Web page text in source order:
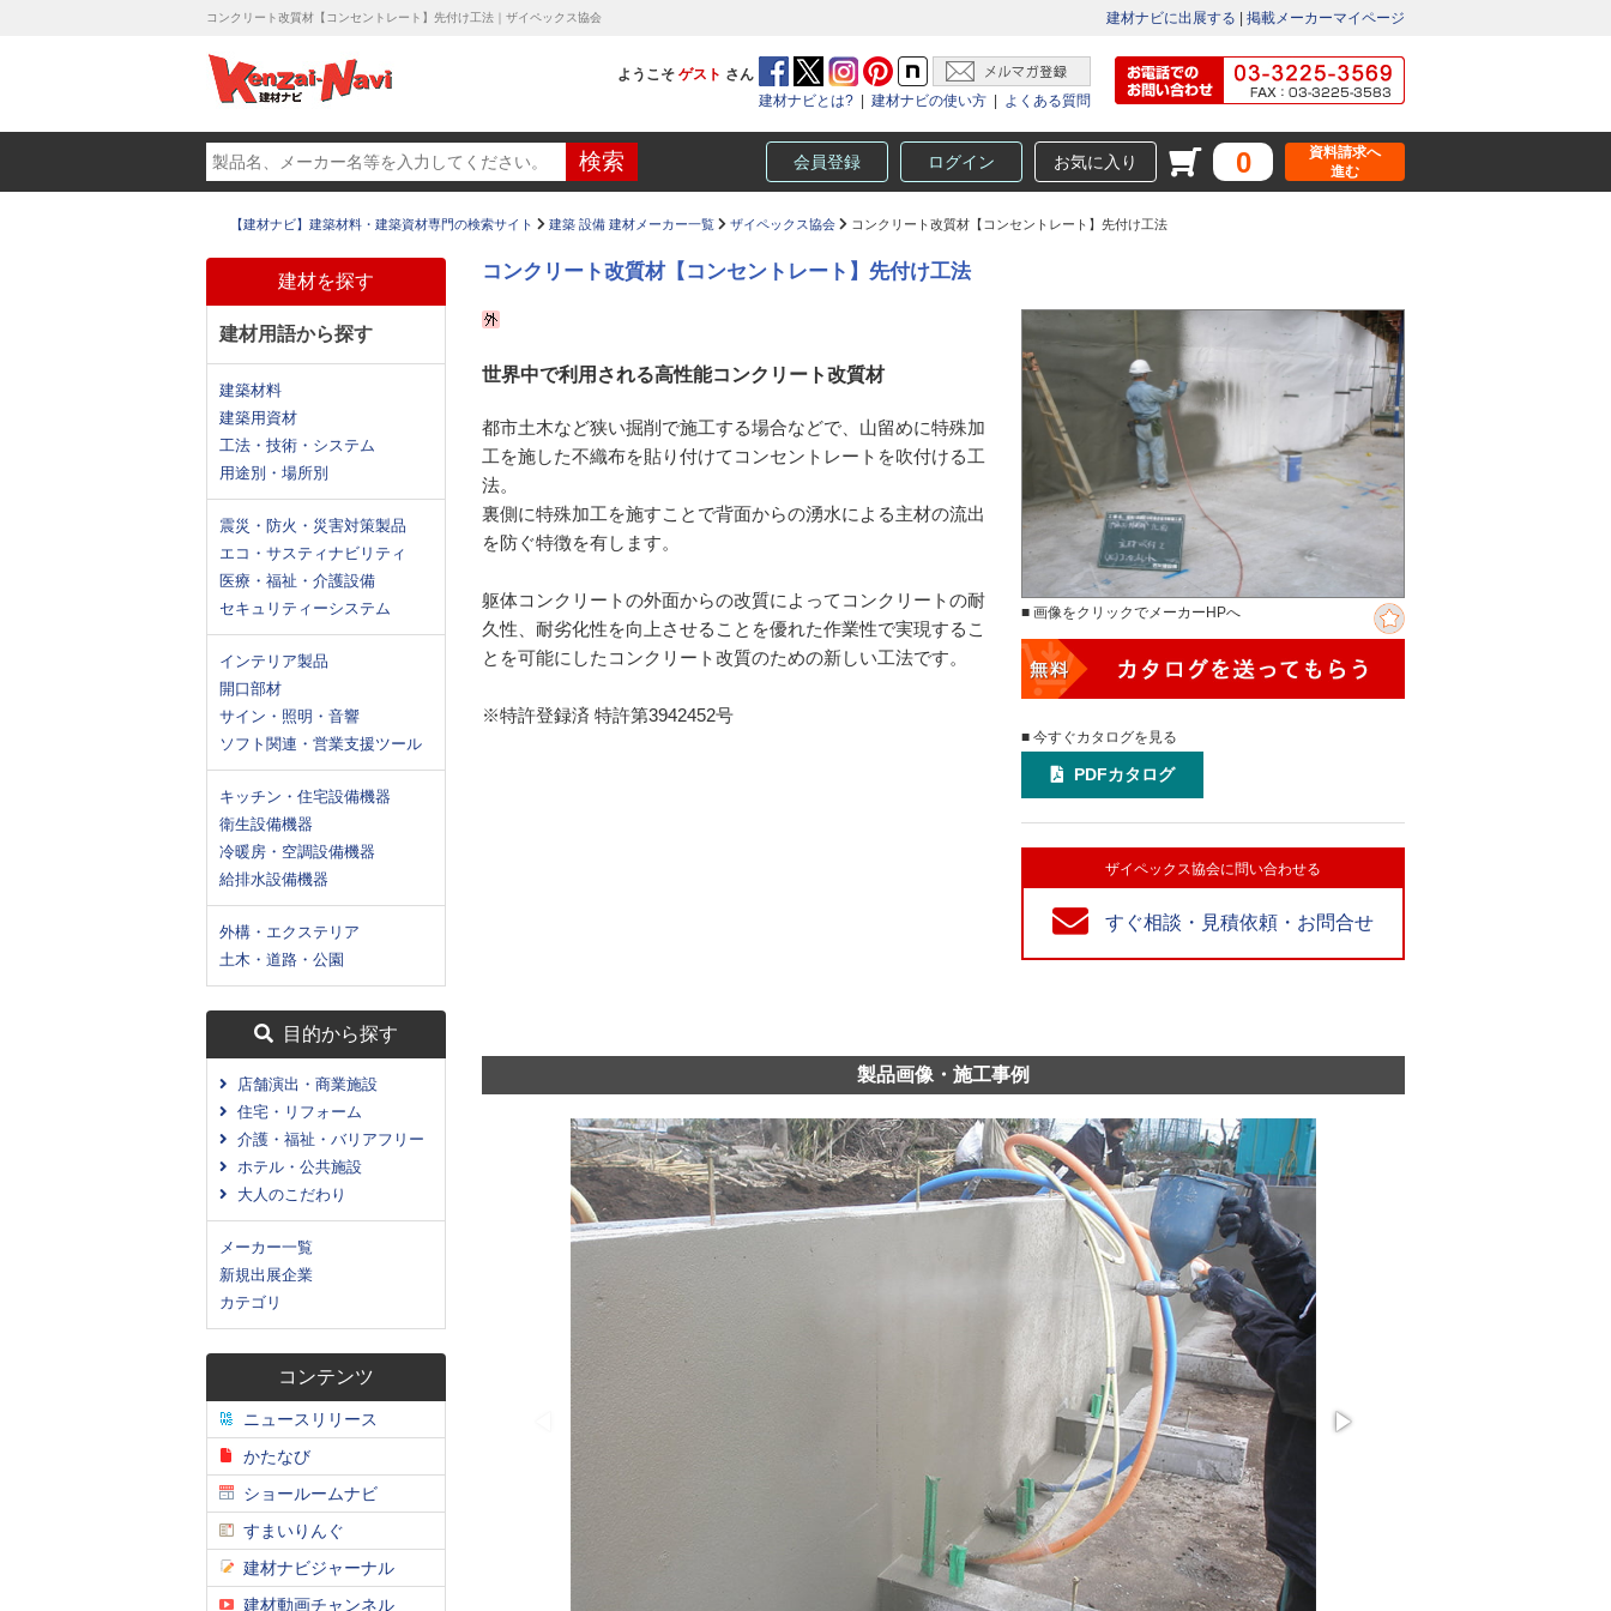
コンクリート改質材【コンセントレート】先付け工法｜ザイペックス協会 建材ナビに出展する 掲載メーカーマイページ
ようこそ ゲスト さん
建材ナビとは?
建材ナビの使い方 よくある質問
会員登録 ログイン お気に入り 0
資料請求へ
進む
【建材ナビ】建築材料・建築資材専門の検索サイト 建築 設備 建材メーカー一覧 ザイペックス協会 コンクリート改質材【コンセントレート】先付け工法
建材を探す
建材用語から探す
建築材料
建築用資材
工法・技術・システム
用途別・場所別
震災・防火・災害対策製品
エコ・サスティナビリティ
医療・福祉・介護設備
セキュリティーシステム
インテリア製品
開口部材
サイン・照明・音響
ソフト関連・営業支援ツール
キッチン・住宅設備機器
衛生設備機器
冷暖房・空調設備機器
給排水設備機器
外構・エクステリア
土木・道路・公園
目的から探す
店舗演出・商業施設
住宅・リフォーム
介護・福祉・バリアフリー
ホテル・公共施設
大人のこだわり
メーカー一覧
新規出展企業
カテゴリ
コンテンツ
ニュースリリース
かたなび
ショールームナビ
すまいりんぐ
建材ナビジャーナル
建材動画チャンネル
コンクリート改質材【コンセントレート】先付け工法
世界中で利用される高性能コンクリート改質材
都市土木など狭い掘削で施工する場合などで、山留めに特殊加
工を施した不織布を貼り付けてコンセントレートを吹付ける工
法。
裏側に特殊加工を施すことで背面からの湧水による主材の流出
を防ぐ特徴を有します。
躯体コンクリートの外面からの改質によってコンクリートの耐
久性、耐劣化性を向上させることを優れた作業性で実現するこ
とを可能にしたコンクリート改質のための新しい工法です。
※特許登録済 特許第3942452号
■ 画像をクリックでメーカーHPへ
■ 今すぐカタログを見る
PDFカタログ
ザイペックス協会に問い合わせる
すぐ相談・見積依頼・お問合せ
製品画像・施工事例